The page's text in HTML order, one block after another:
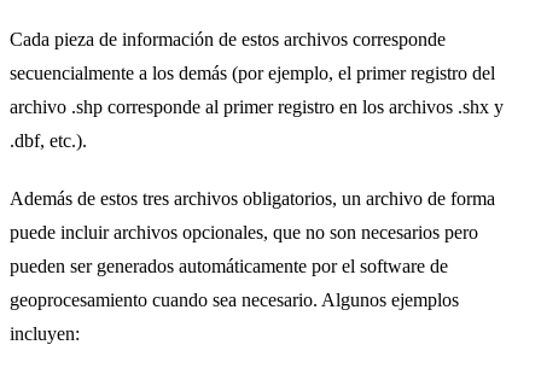
Cada pieza de información de estos archivos corresponde
secuencialmente a los demás (por ejemplo, el primer registro del
archivo .shp corresponde al primer registro en los archivos .shx y
.dbf, etc.).
Además de estos tres archivos obligatorios, un archivo de forma
puede incluir archivos opcionales, que no son necesarios pero
pueden ser generados automáticamente por el software de
geoprocesamiento cuando sea necesario. Algunos ejemplos
incluyen: